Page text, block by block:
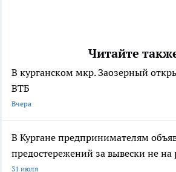
Читайте
В курганском мкр. Заозерный
ВТБ
Вчера
В Кургане предпринимателям
предостережений за вывески не на
31 июля